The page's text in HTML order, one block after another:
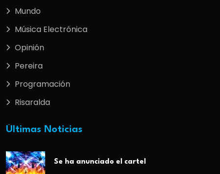
Mundo
Música Electrónica
Opinión
Pereira
Programación
Risaralda
Últimas Noticias
Se ha anunciado el cartel